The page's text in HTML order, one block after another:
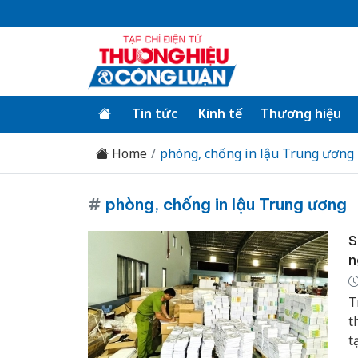
Tin tức Kinh tế Thương hiệu
Home phòng, chống in lậu Trung ương
# phòng, chống in lậu Trung ương